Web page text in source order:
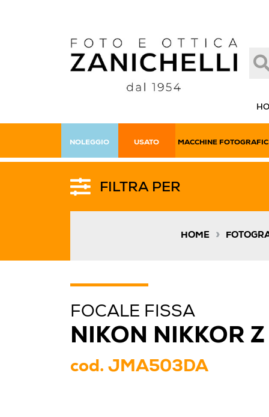
NOLEGGIO USATO MACCHINE
FILTRA PER
HOME »
FOCALE FISSA
NIKON NIKKOR
cod. JMA503DA